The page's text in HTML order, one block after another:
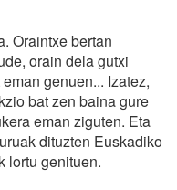
Oraintxe bertan
orain dela gutxi
genuen... Izatez,
bat zen baina gure
eman ziguten. Eta
dituzten Euskadiko
lortu genituen.